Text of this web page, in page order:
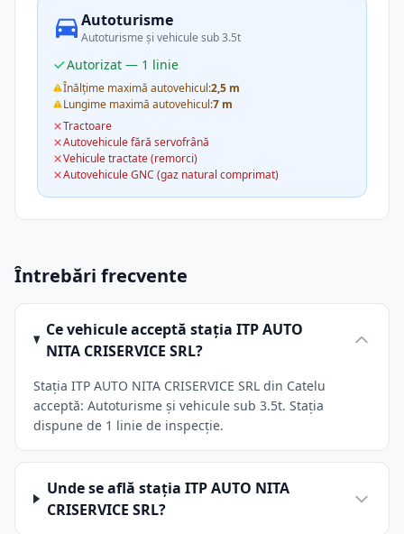
Autoturisme
Autoturisme și vehicule sub 3.5t
Autorizat — 1 linie
Înălțime maximă autovehicul:2,5 m
Lungime maximă autovehicul:7 m
Tractoare
Autovehicule fără servofrână
Vehicule tractate (remorci)
Autovehicule GNC (gaz natural comprimat)
Întrebări frecvente
Ce vehicule acceptă stația ITP AUTO
NITA CRISERVICE SRL?
Stația ITP AUTO NITA CRISERVICE SRL din Catelu
acceptă: Autoturisme și vehicule sub 3.5t. Stația
dispune de 1 linie de inspecție.
Unde se află stația ITP AUTO NITA
CRISERVICE SRL?